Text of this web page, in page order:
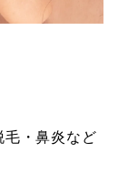
・鼻炎など